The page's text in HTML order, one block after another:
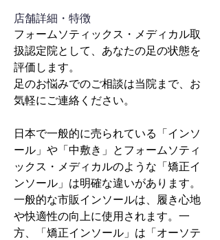
​店舗詳細・特徴
フォームソティックス・メディカル取
扱認定院として、あなたの足の状態を
評価します。
足のお悩みでのご相談は当院まで、お
気軽にご連絡ください。
日本で一般的に売られている「インソ
ール」や「中敷き」とフォームソティ
ックス・メディカルのような「矯正イ
ンソール」は明確な違いがあります。
一般的な市販インソールは、履き心地
や快適性の向上に使用されます。一
方、「矯正インソール」は「オーソテ